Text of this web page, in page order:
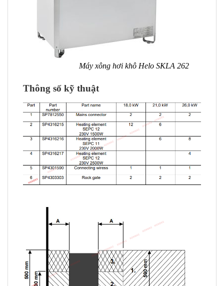
Máy xông hơi khô Helo SKLA 262
Thông số kỹ thuật